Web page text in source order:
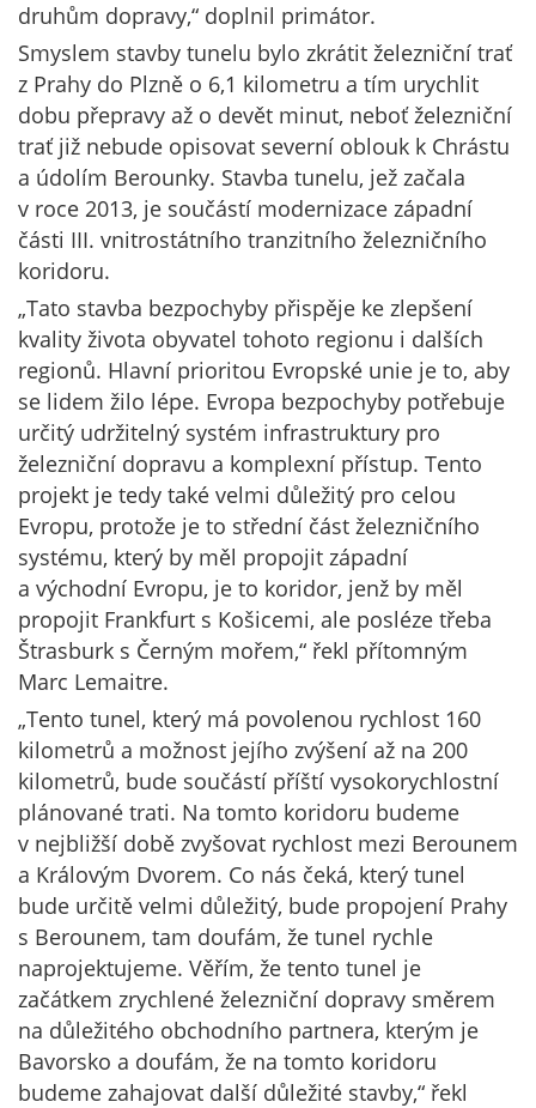
druhům dopravy,“ doplnil primátor.
Smyslem stavby tunelu bylo zkrátit železniční trať
z Prahy do Plzně o 6,1 kilometru a tím urychlit
dobu přepravy až o devět minut, neboť železniční
trať již nebude opisovat severní oblouk k Chrástu
a údolím Berounky. Stavba tunelu, jež začala
v roce 2013, je součástí modernizace západní
části III. vnitrostátního tranzitního železničního
koridoru.
„Tato stavba bezpochyby přispěje ke zlepšení
kvality života obyvatel tohoto regionu i dalších
regionů. Hlavní prioritou Evropské unie je to, aby
se lidem žilo lépe. Evropa bezpochyby potřebuje
určitý udržitelný systém infrastruktury pro
železniční dopravu a komplexní přístup. Tento
projekt je tedy také velmi důležitý pro celou
Evropu, protože je to střední část železničního
systému, který by měl propojit západní
a východní Evropu, je to koridor, jenž by měl
propojit Frankfurt s Košicemi, ale posléze třeba
Štrasburk s Černým mořem,“ řekl přítomným
Marc Lemaitre.
„Tento tunel, který má povolenou rychlost 160
kilometrů a možnost jejího zvýšení až na 200
kilometrů, bude součástí příští vysokorychlostní
plánované trati. Na tomto koridoru budeme
v nejbližší době zvyšovat rychlost mezi Berounem
a Královým Dvorem. Co nás čeká, který tunel
bude určitě velmi důležitý, bude propojení Prahy
s Berounem, tam doufám, že tunel rychle
naprojektujeme. Věřím, že tento tunel je
začátkem zrychlené železniční dopravy směrem
na důležitého obchodního partnera, kterým je
Bavorsko a doufám, že na tomto koridoru
budeme zahajovat další důležité stavby,“ řekl